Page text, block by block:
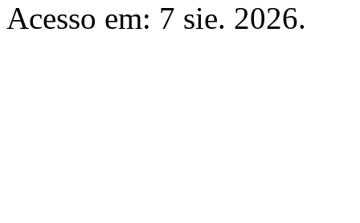
Acesso em: 7 sie. 2026.